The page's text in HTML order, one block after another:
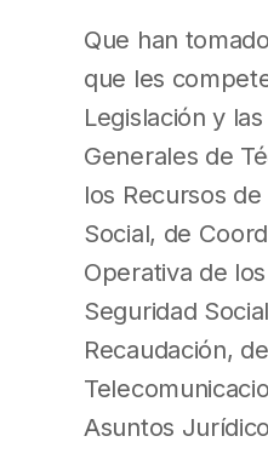
Que han
que les
Legislación y
Generales de
los Recursos
Social, de
Operativa de
Seguridad
Recaudación,
Asuntos